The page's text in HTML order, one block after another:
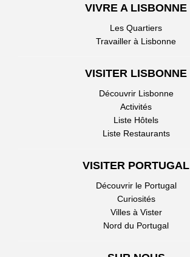
VIVRE A LISBONNE
Les Quartiers
Travailler à Lisbonne
VISITER LISBONNE
Découvrir Lisbonne
Activités
Liste Hôtels
Liste Restaurants
VISITER PORTUGAL
Découvrir le Portugal
Curiosités
Villes à Vister
Nord du Portugal